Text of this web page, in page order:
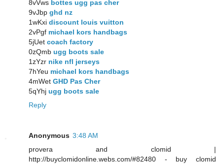
8vVws bottes ugg pas cher
9vJbp ghd nz
1wKxi discount louis vuitton
2vPgf michael kors handbags
5jUet coach factory
0zQmb ugg boots sale
1zYzr nike nfl jerseys
7hYeu michael kors handbags
4mWet GHD Pas Cher
5qYhj ugg boots sale
Reply
Anonymous 3:48 AM
provera and clomid |
http://buyclomidonline.webs.com/#82480 - buy clomid